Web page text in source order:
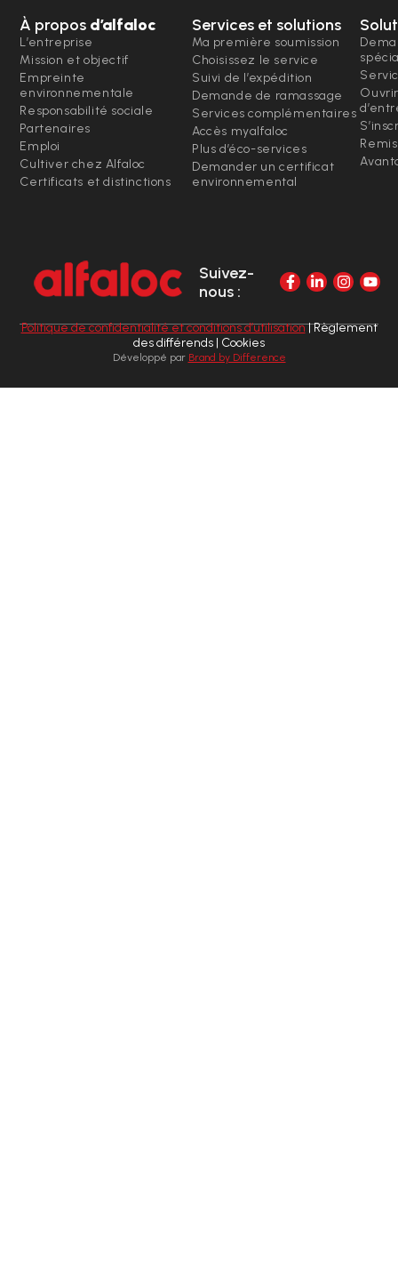
À propos d’alfaloc
L’entreprise
Mission et objectif
Empreinte
environnementale
Responsabilité sociale
Partenaires
Emploi
Cultiver chez Alfaloc
Certificats et distinctions
Services et solutions
Ma première soumission
Choisissez le service
Suivi de l’expédition
Demande de ramassage
Services complémentaires
Accès myalfaloc
Plus d’éco-services
Demander un certificat
environnemental
Suivez-
nous :
Politique de confidentialité et conditions d’utilisation| Règlement
des différends | Cookies
Développé par Brand by Difference